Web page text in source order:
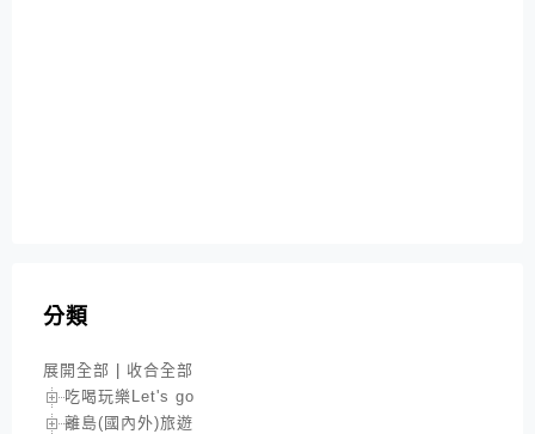
分類
展開全部
收合全部
吃喝玩樂Let's go
離島(國內外)旅遊